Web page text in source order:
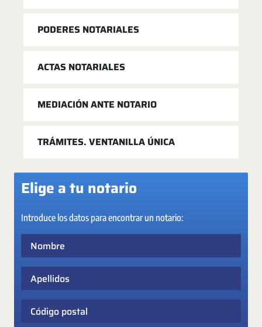
PODERES NOTARIALES
ACTAS NOTARIALES
MEDIACIÓN ANTE NOTARIO
TRÁMITES. VENTANILLA ÚNICA
Elige a tu notario
Introduce los datos para encontrar un notario: